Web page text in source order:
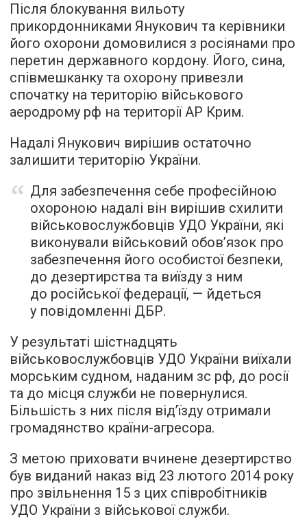
Після блокування вильоту
прикордонниками Янукович та керівники
його охорони домовилися з росіянами про
перетин державного кордону. Його, сина,
співмешканку та охорону привезли
спочатку на територію військового
аеродрому рф на території АР Крим.
Надалі Янукович вирішив остаточно
залишити територію України.
Для забезпечення себе професійною
охороною надалі він вирішив схилити
військовослужбовців УДО України, які
виконували військовий обов’язок про
забезпечення його особистої безпеки,
до дезертирства та виїзду з ним
до російської федерації, — йдеться
у повідомленні ДБР.
У результаті шістнадцять
військовослужбовців УДО України виїхали
морським судном, наданим зс рф, до росії
та до місця служби не повернулися.
Більшість з них після від’їзду отримали
громадянство країни-агресора.
З метою приховати вчинене дезертирство
був виданий наказ від 23 лютого 2014 року
про звільнення 15 з цих співробітників
УДО України з військової служби.